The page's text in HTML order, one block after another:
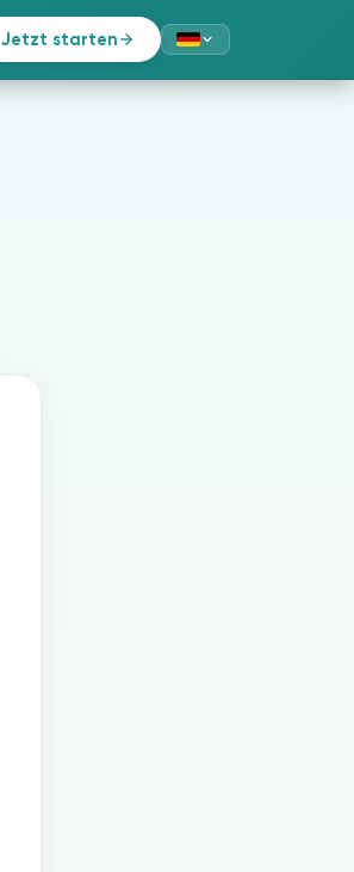
Jetzt starten